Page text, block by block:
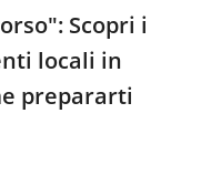
Scopri i
locali in
prepararti